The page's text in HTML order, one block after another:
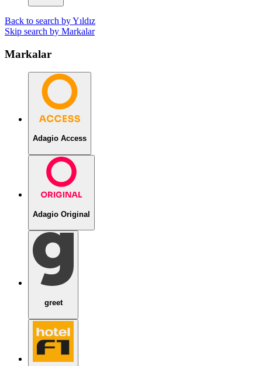
Back to search by Yıldız
Skip search by Markalar
Markalar
Adagio Access
Adagio Original
greet